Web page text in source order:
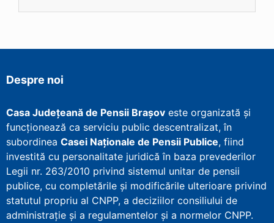
Despre noi
Casa Județeană de Pensii Brașov este organizată și
funcționează ca serviciu public descentralizat, în
subordinea Casei Naționale de Pensii Publice, fiind
investită cu personalitate juridică în baza prevederilor
Legii nr. 263/2010 privind sistemul unitar de pensii
publice, cu completările și modificările ulterioare privind
statutul propriu al CNPP, a deciziilor consiliului de
administrație și a regulamentelor și a normelor CNPP.